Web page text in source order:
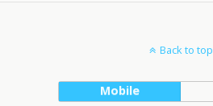
Back to top
Mobile